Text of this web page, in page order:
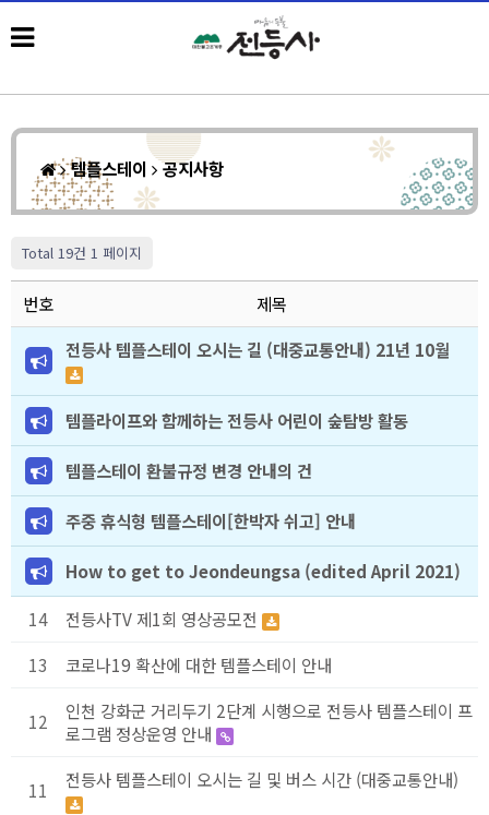
템플스테이 공지사항
Total 19건 1 페이지
번호
제목
전등사 템플스테이 오시는 길 (대중교통안내) 21년 10월
템플라이프와 함께하는 전등사 어린이 숲탐방 활동
템플스테이 환불규정 변경 안내의 건
주중 휴식형 템플스테이[한박자 쉬고] 안내
How to get to Jeondeungsa (edited April 2021)
14
전등사TV 제1회 영상공모전
13
코로나19 확산에 대한 템플스테이 안내
12
인천 강화군 거리두기 2단계 시행으로 전등사 템플스테이 프
로그램 정상운영 안내
11 전등사 템플스테이 오시는 길 및 버스 시간 (대중교통안내)